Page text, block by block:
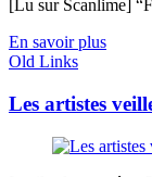
[Lu sur Scanlime]
En savoir plus
Old Links
Les artistes